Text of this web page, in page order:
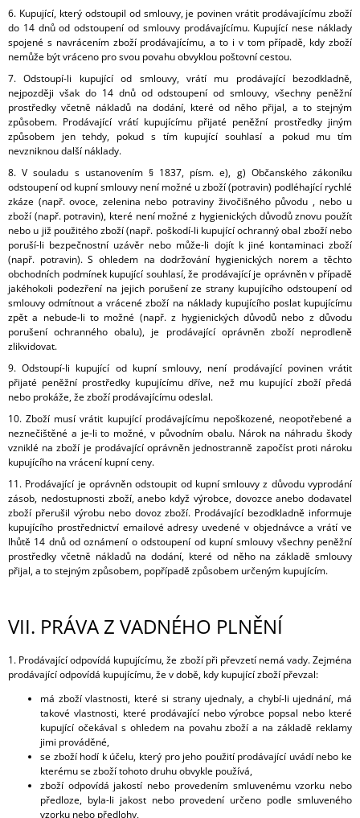
6. Kupující, který odstoupil od smlouvy, je povinen vrátit prodávajícímu zboží
do 14 dnů od odstoupení od smlouvy prodávajícímu. Kupující nese náklady
spojené s navrácením zboží prodávajícímu, a to i v tom případě, kdy zboží
nemůže být vráceno pro svou povahu obvyklou poštovní cestou.
7. Odstoupí-li kupující od smlouvy, vrátí mu prodávající bezodkladně,
nejpozději však do 14 dnů od odstoupení od smlouvy, všechny peněžní
prostředky včetně nákladů na dodání, které od něho přijal, a to stejným
způsobem. Prodávající vrátí kupujícímu přijaté peněžní prostředky jiným
způsobem jen tehdy, pokud s tím kupující souhlasí a pokud mu tím
nevzniknou další náklady.
8. V souladu s ustanovením § 1837, písm. e), g) Občanského zákoníku
odstoupení od kupní smlouvy není možné u zboží (potravin) podléhající rychlé
zkáze (např. ovoce, zelenina nebo potraviny živočišného původu , nebo u
zboží (např. potravin), které není možné z hygienických důvodů znovu použít
nebo u již použitého zboží (např. poškodí-li kupující ochranný obal zboží nebo
poruší-li bezpečnostní uzávěr nebo může-li dojít k jiné kontaminaci zboží
(např. potravin). S ohledem na dodržování hygienických norem a těchto
obchodních podmínek kupující souhlasí, že prodávající je oprávněn v případě
jakéhokoli podezření na jejich porušení ze strany kupujícího odstoupení od
smlouvy odmítnout a vrácené zboží na náklady kupujícího poslat kupujícímu
zpět a nebude-li to možné (např. z hygienických důvodů nebo z důvodu
porušení ochranného obalu), je prodávající oprávněn zboží neprodleně
zlikvidovat.
9. Odstoupí-li kupující od kupní smlouvy, není prodávající povinen vrátit
přijaté peněžní prostředky kupujícímu dříve, než mu kupující zboží předá
nebo prokáže, že zboží prodávajícímu odeslal.
10. Zboží musí vrátit kupující prodávajícímu nepoškozené, neopotřebené a
neznečištěné a je-li to možné, v původním obalu. Nárok na náhradu škody
vzniklé na zboží je prodávající oprávněn jednostranně započíst proti nároku
kupujícího na vrácení kupní ceny.
11. Prodávající je oprávněn odstoupit od kupní smlouvy z důvodu vyprodání
zásob, nedostupnosti zboží, anebo když výrobce, dovozce anebo dodavatel
zboží přerušil výrobu nebo dovoz zboží. Prodávající bezodkladně informuje
kupujícího prostřednictví emailové adresy uvedené v objednávce a vrátí ve
lhůtě 14 dnů od oznámení o odstoupení od kupní smlouvy všechny peněžní
prostředky včetně nákladů na dodání, které od něho na základě smlouvy
přijal, a to stejným způsobem, popřípadě způsobem určeným kupujícím.
VII. PRÁVA Z VADNÉHO PLNĚNÍ
1. Prodávající odpovídá kupujícímu, že zboží při převzetí nemá vady. Zejména
prodávající odpovídá kupujícímu, že v době, kdy kupující zboží převzal:
má zboží vlastnosti, které si strany ujednaly, a chybí-li ujednání, má
takové vlastnosti, které prodávající nebo výrobce popsal nebo které
kupující očekával s ohledem na povahu zboží a na základě reklamy
jimi prováděné,
se zboží hodí k účelu, který pro jeho použití prodávající uvádí nebo ke
kterému se zboží tohoto druhu obvykle používá,
zboží odpovídá jakostí nebo provedením smluvenému vzorku nebo
předloze, byla-li jakost nebo provedení určeno podle smluveného
vzorku nebo předlohy,